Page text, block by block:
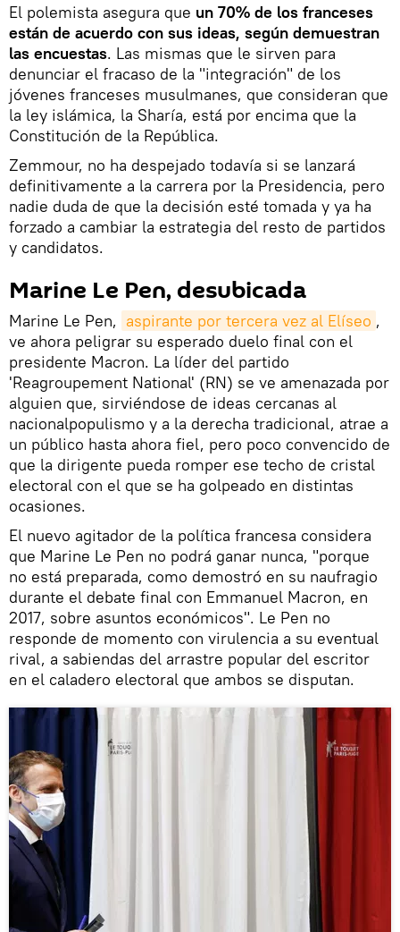
El polemista asegura que un 70% de los franceses
están de acuerdo con sus ideas, según demuestran
las encuestas. Las mismas que le sirven para
denunciar el fracaso de la "integración" de los
jóvenes franceses musulmanes, que consideran que
la ley islámica, la Sharía, está por encima que la
Constitución de la República.
Zemmour, no ha despejado todavía si se lanzará
definitivamente a la carrera por la Presidencia, pero
nadie duda de que la decisión esté tomada y ya ha
forzado a cambiar la estrategia del resto de partidos
y candidatos.
Marine Le Pen, desubicada
Marine Le Pen, aspirante por tercera vez al Elíseo ,
ve ahora peligrar su esperado duelo final con el
presidente Macron. La líder del partido
'Reagroupement National' (RN) se ve amenazada por
alguien que, sirviéndose de ideas cercanas al
nacionalpopulismo y a la derecha tradicional, atrae a
un público hasta ahora fiel, pero poco convencido de
que la dirigente pueda romper ese techo de cristal
electoral con el que se ha golpeado en distintas
ocasiones.
El nuevo agitador de la política francesa considera
que Marine Le Pen no podrá ganar nunca, "porque
no está preparada, como demostró en su naufragio
durante el debate final con Emmanuel Macron, en
2017, sobre asuntos económicos". Le Pen no
responde de momento con virulencia a su eventual
rival, a sabiendas del arrastre popular del escritor
en el caladero electoral que ambos se disputan.